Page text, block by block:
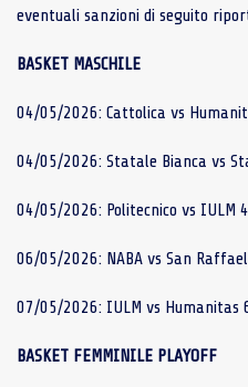
eventuali sanzioni di seguito
BASKET MASCHILE
04/05/2026: Cattolica vs
04/05/2026: Statale Bianca vs
04/05/2026: Politecnico vs IULM
06/05/2026: NABA vs San
07/05/2026: IULM vs Humanitas
BASKET FEMMINILE PLAYOFF